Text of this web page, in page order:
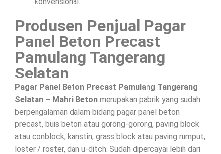
Produsen Penjual Pagar
Panel Beton Precast
Pamulang Tangerang
Selatan
Pagar Panel Beton Precast Pamulang Tangerang
Selatan – Mahri Beton merupakan pabrik yang sudah
berpengalaman dalam bidang pagar panel beton
precast, buis beton atau gorong-gorong, paving block
atau conblock, kanstin, grass block atau paving rumput,
loster / roster, dan u-ditch. Sudah dipercayai lebih dari